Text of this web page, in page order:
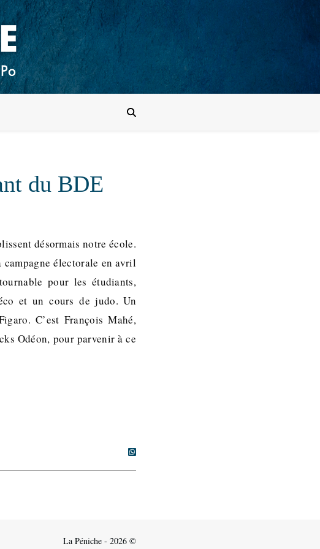
du BDE
désormais notre école.
électorale en avril
pour les étudiants,
et un cours de judo. Un
C’est François Mahé,
Odéon, pour parvenir à ce
La Péniche - 2026 ©